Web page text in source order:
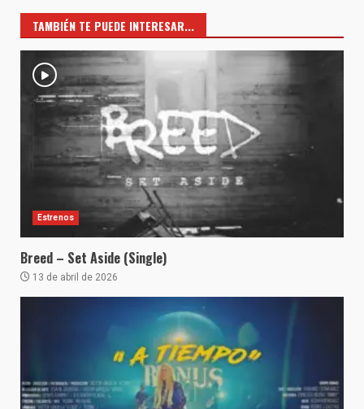
TAMBIÉN TE PUEDE INTERESAR...
Estrenos
Breed – Set Aside (Single)
13 de abril de 2026